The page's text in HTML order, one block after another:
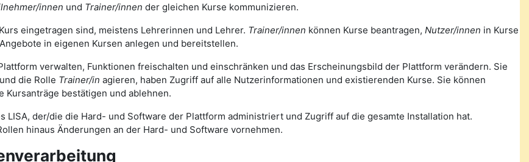
innen und Trainer/innen der gleichen Kurse kommunizieren.
eingetragen sind, meistens Lehrerinnen und Lehrer. Trainer/innen können Kurse beantragen, Nutzer/innen in Kurse
in eigenen Kursen anlegen und bereitstellen.
verwalten, Funktionen freischalten und einschränken und das Erscheinungsbild der Plattform verändern. Sie
und die Rolle Trainer/in agieren, haben Zugriff auf alle Nutzerinformationen und existierenden Kurse. Sie können
Kursanträge bestätigen und ablehnen.
der/die die Hard- und Software der Plattform administriert und Zugriff auf die gesamte Installation hat.
hinaus Änderungen an der Hard- und Software vornehmen.